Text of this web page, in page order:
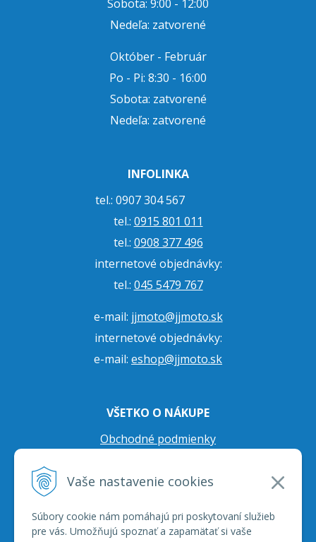
Vaše nastavenie cookies
Súbory cookie nám pomáhajú pri poskytovaní služieb
pre vás. Umožňujú spoznať a zapamätať si vaše
Sobota: 9:00 - 12:00
Nedeľa: zatvorené
Október - Február
Po - Pi: 8:30 - 16:00
Sobota: zatvorené
Nedeľa: zatvorené
INFOLINKA
tel.: 0907 304 567
tel.: 0915 801 011
tel.: 0908 377 496
internetové objednávky:
tel.: 045 5479 767
e-mail: jjmoto@jjmoto.sk
internetové objednávky:
e-mail: eshop@jjmoto.sk
VŠETKO O NÁKUPE
Obchodné podmienky
Prepravné podmienky